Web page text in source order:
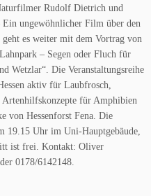
Rudolf Dietrich und
Ein ungewöhnlicher Film über den
es weiter mit dem Vortrag von
– Segen oder Fluch für
Wetzlar“. Die Veranstaltungsreihe
aktiv für Laubfrosch,
Artenhilfskonzepte für Amphibien
von Hessenforst Fena. Die
19.15 Uhr im Uni-Hauptgebäude,
ist frei. Kontakt: Oliver
0178/6142148.